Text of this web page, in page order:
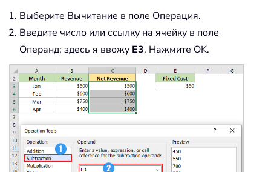
Выберите Вычитание в поле Операция.
Введите число или ссылку на ячейку в поле
Операнд; здесь я ввожу E3. Нажмите OK.